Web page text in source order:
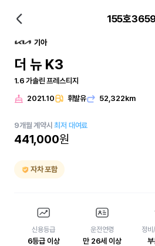
155호
기아
더 뉴 K3
1.6 가솔린 프레스티지
2021.10 휘발유 52,322km
9개월 계약시최저 대여료
441,000원
자차 포함
신용등급
6등급 이상
운전연령
만 26세 이상
정비